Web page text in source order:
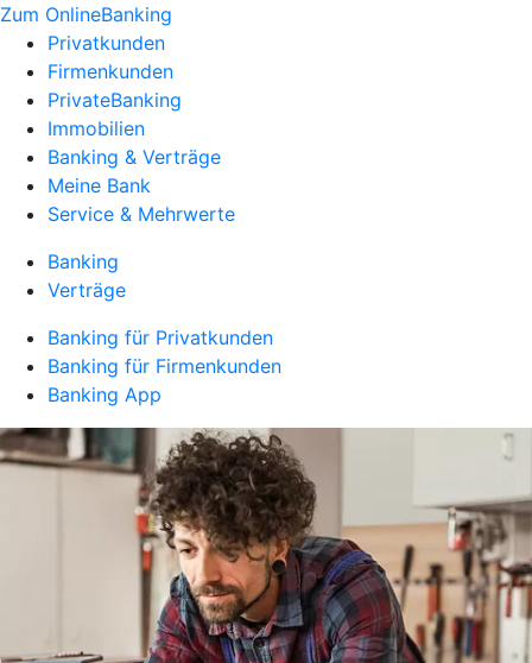
Zum OnlineBanking
Privatkunden
Firmenkunden
PrivateBanking
Immobilien
Banking & Verträge
Meine Bank
Service & Mehrwerte
Banking
Verträge
Banking für Privatkunden
Banking für Firmenkunden
Banking App